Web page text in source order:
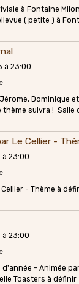
à Fontaine
( petite ) à
à 23:00
Dominique
suivra ! Salle
Le Cellier -
à 23:00
- Thème à
à 23:00
- Animée
Toasters à